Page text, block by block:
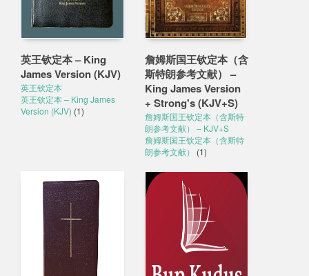
英王钦定本 – King
James Version (KJV)
英王钦定本
英王钦定本 – King James
Version (KJV) (1)
詹姆斯国王钦定本（含
斯特朗参考文献） –
King James Version
+ Strong's (KJV+S)
詹姆斯国王钦定本（含斯特
朗参考文献） – KJV+S
詹姆斯国王钦定本（含斯特
朗参考文献） (1)